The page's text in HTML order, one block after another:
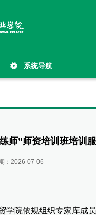
系统导航
师”师资培训班培训
： 2026-07-06
院依规组织专家库成